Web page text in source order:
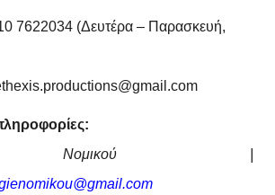
7622034 (Δευτέρα – Παρασκευή,
.productions@gmail .com